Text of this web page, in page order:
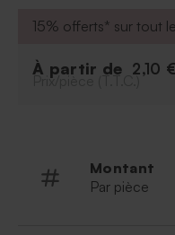
quelques mots vos
15% offerts* sur tout
À partir de 2,10 €
Prix/pièce (T.T.C.)
Montant
Par pièce